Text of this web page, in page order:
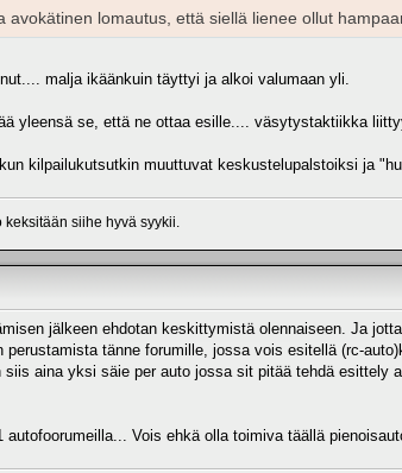
avokätinen lomautus, että siellä lienee ollut
malja ikäänkuin täyttyi ja alkoi valumaan yli.
yleensä se, että ne ottaa esille.... väsytystaktiikka
kilpailukutsutkin muuttuvat keskustelupalstoiksi ja
siihe hyvä syykii.
jälkeen ehdotan keskittymistä olennaiseen. Ja
perustamista tänne forumille, jossa vois esitellä (rc-
siis aina yksi säie per auto jossa sit pitää tehdä
autofoorumeilla... Vois ehkä olla toimiva täällä